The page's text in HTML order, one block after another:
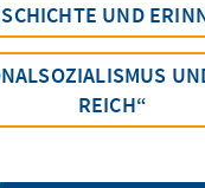
UND
REICH“